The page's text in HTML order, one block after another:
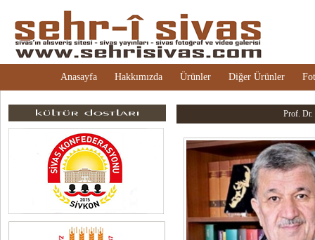
Anasayfa Hakkımızda Ürünler Diğer Ürünler
Prof. Dr.